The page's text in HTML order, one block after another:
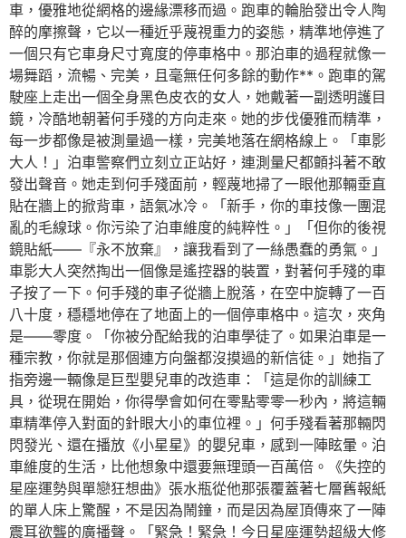
車，優雅地從網格的邊緣漂移而過。跑車的輪胎發出令人陶
醉的摩擦聲，它以一種近乎蔑視重力的姿態，精準地停進了
一個只有它車身尺寸寬度的停車格中。那泊車的過程就像一
場舞蹈，流暢、完美，且毫無任何多餘的動作**。跑車的駕
駛座上走出一個全身黑色皮衣的女人，她戴著一副透明護目
鏡，冷酷地朝著何手殘的方向走來。她的步伐優雅而精準，
每一步都像是被測量過一樣，完美地落在網格線上。「車影
大人！」泊車警察們立刻立正站好，連測量尺都顫抖著不敢
發出聲音。她走到何手殘面前，輕蔑地掃了一眼他那輛垂直
貼在牆上的掀背車，語氣冰冷。「新手，你的車技像一團混
亂的毛線球。你污染了泊車維度的純粹性。」「但你的後視
鏡貼紙——『永不放棄』，讓我看到了一絲愚蠢的勇氣。」
車影大人突然掏出一個像是遙控器的裝置，對著何手殘的車
子按了一下。何手殘的車子從牆上脫落，在空中旋轉了一百
八十度，穩穩地停在了地面上的一個停車格中。這次，夾角
是——零度。「你被分配給我的泊車學徒了。如果泊車是一
種宗教，你就是那個連方向盤都沒摸過的新信徒。」她指了
指旁邊一輛像是巨型嬰兒車的改造車：「這是你的訓練工
具，從現在開始，你得學會如何在零點零零一秒內，將這輛
車精準停入對面的針眼大小的車位裡。」何手殘看著那輛閃
閃發光、還在播放《小星星》的嬰兒車，感到一陣眩暈。泊
車維度的生活，比他想象中還要無理頭一百萬倍。《失控的
星座運勢與單戀狂想曲》張水瓶從他那張覆蓋著七層舊報紙
的單人床上驚醒，不是因為鬧鐘，而是因為屋頂傳來了一陣
震耳欲聾的廣播聲。「緊急！緊急！今日星座運勢超級大修